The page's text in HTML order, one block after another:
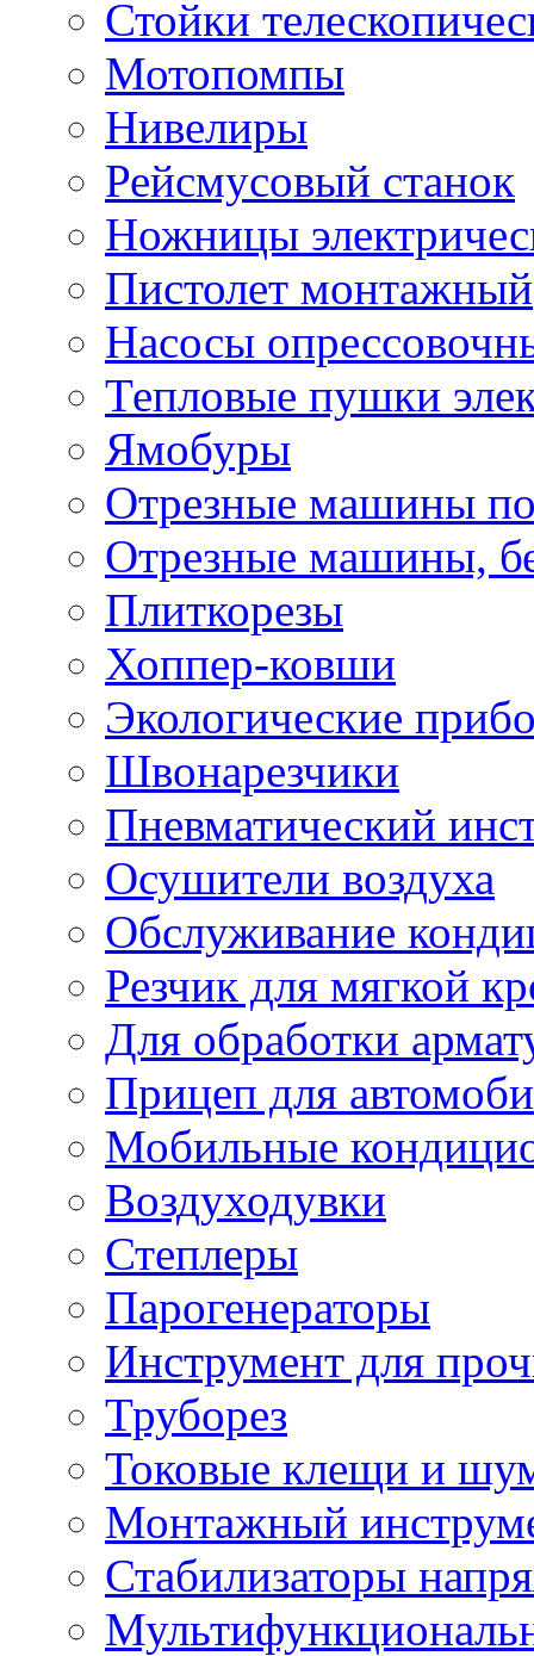
Стойки
Мотопомпы
Нивелиры
Рейсмусовый станок
Ножницы
Пистолет монтажный
Насосы
Тепловые пушки
Ямобуры
Отрезные машины
Отрезные машины,
Плиткорезы
Хоппер-ковши
Экологические
Швонарезчики
Пневматический
Осушители воздуха
Обслуживание
Резчик для мягкой
Для обработки
Прицеп для
Мобильные
Воздуходувки
Степлеры
Парогенераторы
Инструмент для
Труборез
Токовые клещи и
Монтажный
Стабилизаторы